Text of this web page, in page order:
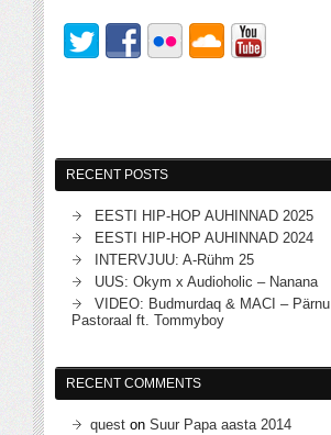
RECENT POSTS
EESTI HIP-HOP AUHINNAD 2025
EESTI HIP-HOP AUHINNAD 2024
INTERVJUU: A-Rühm 25
UUS: Okym x Audioholic – Nanana
VIDEO: Budmurdaq & MACI – Pärnu
Pastoraal ft. Tommyboy
RECENT COMMENTS
quest on Suur Papa aasta 2014